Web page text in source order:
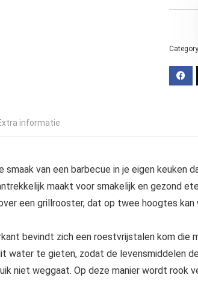
informatie
smaak van een barbecue in je eigen keuken
maakt voor smakelijk en gezond
een grillrooster, dat op twee hoogtes
bevindt zich een roestvrijstalen kom
water te gieten, zodat de levensmiddelen
niet weggaat. Op deze manier wordt rook